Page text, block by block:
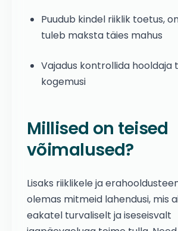
Puudub kindel riiklik toetus,
tuleb maksta täies mahus
Vajadus kontrollida hooldaja
kogemusi
Millised on teised
võimalused?
Lisaks riiklikele ja
olemas mitmeid lahendusi, mis
eakatel turvaliselt ja iseseisvalt